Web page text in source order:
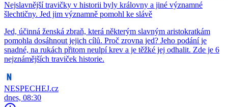
Nejslavnější travičky v historii byly královny a jiné významné
šlechtičny. Jed jim významně pomohl ke slávě
Jed, účinná ženská zbraň, která některým slavným aristokratkám
pomohla dosáhnout jejich cílů. Proč zrovna jed? Jeho podání je
snadné, na rukách přitom neulpí krev a je těžké jej odhalit. Zde je 6
nejznámějších traviček historie.
NESPECHEJ.cz
dnes, 08:30